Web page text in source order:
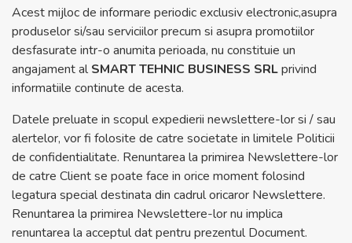
Acest mijloc de informare periodic exclusiv electronic,asupra
produselor si/sau serviciilor precum si asupra promotiilor
desfasurate intr-o anumita perioada, nu constituie un
angajament alSMART TEHNIC BUSINESS SRLprivind
informatiile continute de acesta.
Datele preluate in scopul expedierii newslettere-lor si / sau
alertelor, vor fi folosite de catre societate in limitele Politicii
de confidentialitate. Renuntarea la primirea Newslettere-lor
de catre Client se poate face in orice moment folosind
legatura special destinata din cadrul oricaror Newslettere.
Renuntarea la primirea Newslettere-lor nu implica
renuntarea la acceptul dat pentru prezentul Document.